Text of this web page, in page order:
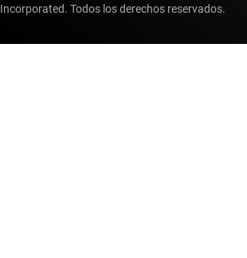
Incorporated. Todos los derechos reservados.